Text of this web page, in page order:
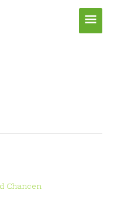
Chancen